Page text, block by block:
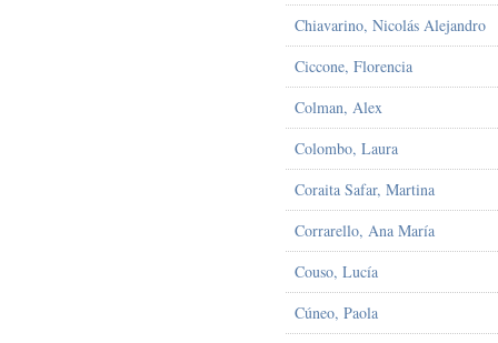
Chiavarino, Nicolás Alejandro
Ciccone, Florencia
Colman, Alex
Colombo, Laura
Coraita Safar, Martina
Corrarello, Ana María
Couso, Lucía
Cúneo, Paola